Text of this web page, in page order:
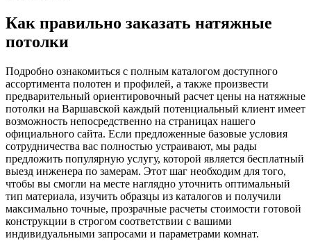
Как правильно заказать натяжные
потолки
Подробно ознакомиться с полным каталогом доступного
ассортимента полотен и профилей, а также произвести
предварительный ориентировочный расчет цены на натяжные
потолки на Варшавской каждый потенциальный клиент имеет
возможность непосредственно на страницах нашего
официального сайта. Если предложенные базовые условия
сотрудничества вас полностью устраивают, мы рады
предложить популярную услугу, которой является бесплатный
выезд инженера по замерам. Этот шаг необходим для того,
чтобы вы смогли на месте наглядно уточнить оптимальный
тип материала, изучить образцы из каталогов и получили
максимально точные, прозрачные расчеты стоимости готовой
конструкции в строгом соответствии с вашими
индивидуальными запросами и параметрами комнат.